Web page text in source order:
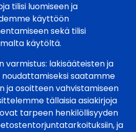
tilisi luomiseen ja
käyttöön
sekä tilisi
käytöltä.
varmistus: lakisääteisten ja
saatamme
ja osoitteen vahvistamiseen
tällaisia asiakirjoja
tarpeen henkilöllisyyden
ja